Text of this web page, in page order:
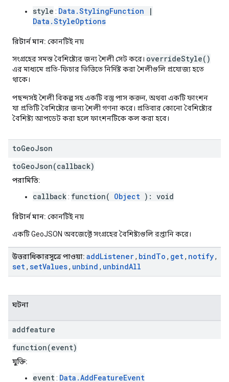
style : Data.StylingFunction |
Data.StyleOptions
রিটার্ন মান: কোনটিই নয়
সংগ্রহের সমস্ত বৈশিষ্ট্যের জন্য শৈলী সেট করে। overrideStyle()
এর মাধ্যমে প্রতি-ফিচার ভিত্তিতে নির্দিষ্ট করা শৈলীগুলি প্রযোজ্য হতে
থাকে।
পছন্দসই শৈলী বিকল্প সহ একটি বস্তু পাস করুন, অথবা একটি ফাংশন
যা প্রতিটি বৈশিষ্ট্যের জন্য শৈলী গণনা করে। প্রতিবার কোনো বৈশিষ্ট্যের
বৈশিষ্ট্য আপডেট করা হলে ফাংশনটিকে কল করা হবে।
toGeoJson
toGeoJson(callback)
পরামিতি:
callback: function( Object ): void
রিটার্ন মান: কোনটিই নয়
একটি GeoJSON অবজেক্টে সংগ্রহের বৈশিষ্ট্যগুলি রপ্তানি করে।
উত্তরাধিকারসূত্রে পাওয়া: addListener, bindTo , get, notify,
set, setValues​​, unbind , unbindAll
ঘটনা
addfeature
function(event)
যুক্তি:
event: Data.AddFeatureEvent